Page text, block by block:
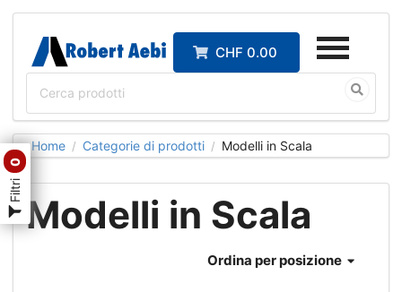
CHF 0.00
Home / Categorie di prodotti / Modelli in Scala
Modelli in Scala
Filtri
0
Ordina per posizione